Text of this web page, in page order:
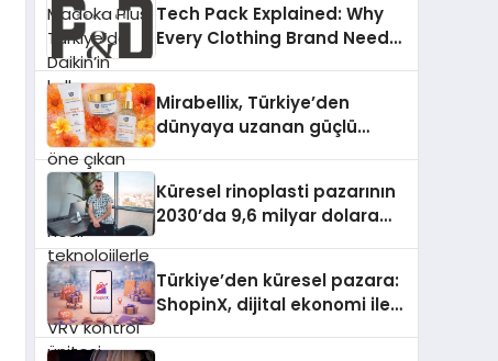
dostu tasarımıyla öne çıkan
Madoka ailesinin yeni nesil
teknolojilerle donatılmış son
modeli VRV kontrol ünitesi
Madoka Plus Türkiye’de
satışa sunuldu. Tam
dokunmatik ekranı, mobil
uygulama desteği ve akıllı
sensör entegrasyonu
daha kolay, konforlu ve
verimli hale getiriyor. Enerji
verimliliğini artırırken
Tech Pack Explained: Why
Every Clothing Brand Needs
Mirabellix, Türkiye’den
dünyaya uzanan güçlü
Küresel rinoplasti pazarının
2030’da 9,6 milyar dolara
Türkiye’den küresel pazara:
ShopinX, dijital ekonomi ile